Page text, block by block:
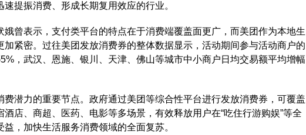
提振消费、形成长期复用效应的行业。
表示，支付类平台的特点在于消费端覆盖面更广，而美团作为本地生
紧密。过往美团发放消费券的整体数据显示，活动期间参与活动商户的
，武汉、恩施、银川、天津、佛山等城市中小商户日均交易额平均增幅
力的重要节点。政府通过美团等综合性平台进行发放消费券，可覆盖
店、商超、医药、电影等多场景，有效释放用户在“吃住行游购娱”等全
，加快生活服务消费领域的全面复苏。